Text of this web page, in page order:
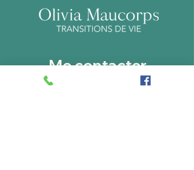
Me contacter
Tel.
06 17 94 63 72